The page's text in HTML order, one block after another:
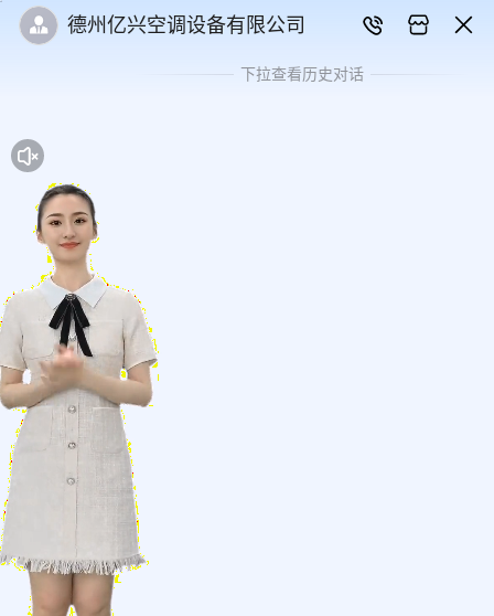
德州亿兴空调设备有限公司
下拉查看历史对话